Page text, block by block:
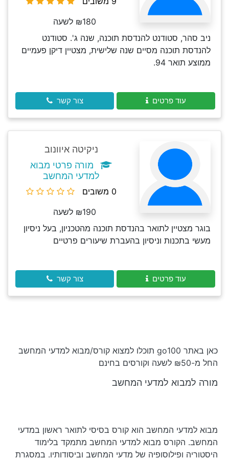
₪180 לשעה
ניב סהר, סטודנט להנדסת תוכנה, שנה ג'. סטודנט
להנדסת תוכנה מסיים שנה שלישית, מצטיין דיקן פעמיים
ממוצע תואר 94.
עוד פרטים צור קשר
ניקיטה איוונוב
מורה פרטי מבוא
למדעי המחשב
0 משובים
₪190 לשעה
בוגר מצטיין לתואר בהנדסת תוכנה מהטכניון, בעל ניסיון
מעשי בתכנות וניסיון בהעברת שיעורים פרטיים
עוד פרטים צור קשר
כאן באתר go100 תוכלו למצוא קורס/מבוא למדעי המחשב
החל מ-₪50 לשעה וקורסים בחינם
מורה למבוא למדעי המחשב
מבוא למדעי המחשב הוא קורס בסיסי לתואר ראשון במדעי
המחשב. הקורס מבוא למדעי המחשב מתמקד בלימוד
היסטוריה ופילוסופיה של מדעי המחשב וביסודותיו. במסגרת